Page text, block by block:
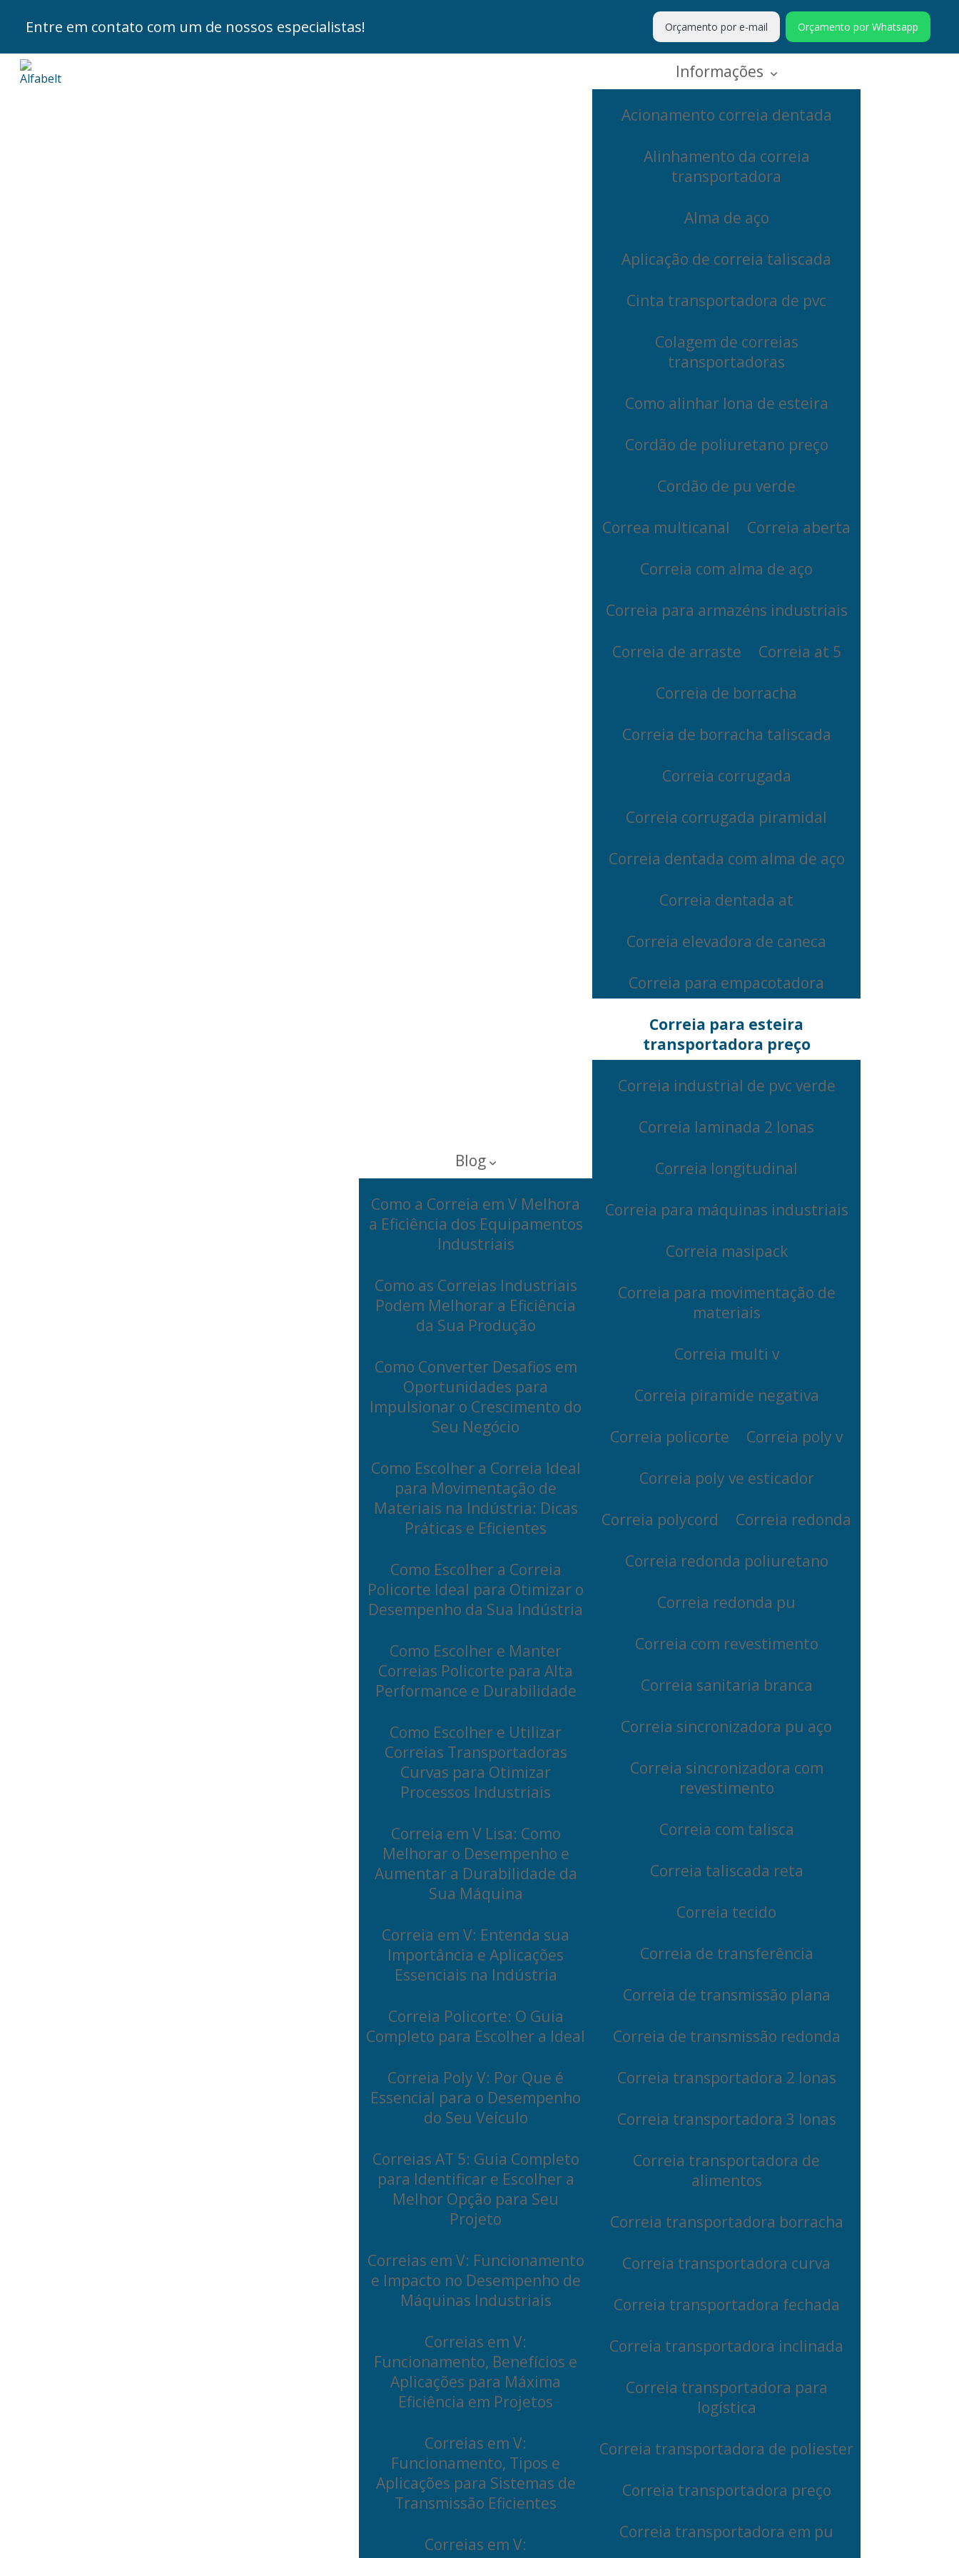
Entre em contato com um de nossos especialistas! Orçamento por e-mail Orçamento por Whatsapp
Blog
Como a Correia em V Melhora
a Eficiência dos Equipamentos
Industriais
Como as Correias Industriais
Podem Melhorar a Eficiência
da Sua Produção
Como Converter Desafios em
Oportunidades para
Impulsionar o Crescimento do
Seu Negócio
Como Escolher a Correia Ideal
para Movimentação de
Materiais na Indústria: Dicas
Práticas e Eficientes
Como Escolher a Correia
Policorte Ideal para Otimizar o
Desempenho da Sua Indústria
Como Escolher e Manter
Correias Policorte para Alta
Performance e Durabilidade
Como Escolher e Utilizar
Correias Transportadoras
Curvas para Otimizar
Processos Industriais
Correia em V Lisa: Como
Melhorar o Desempenho e
Aumentar a Durabilidade da
Sua Máquina
Correia em V: Entenda sua
Importância e Aplicações
Essenciais na Indústria
Correia Policorte: O Guia
Completo para Escolher a Ideal
Correia Poly V: Por Que é
Essencial para o Desempenho
do Seu Veículo
Correias AT 5: Guia Completo
para Identificar e Escolher a
Melhor Opção para Seu
Projeto
Correias em V: Funcionamento
e Impacto no Desempenho de
Máquinas Industriais
Correias em V:
Funcionamento, Benefícios e
Aplicações para Máxima
Eficiência em Projetos
Correias em V:
Funcionamento, Tipos e
Aplicações para Sistemas de
Transmissão Eficientes
Correias em V:
Informações
Acionamento correia dentada
Alinhamento da correia
transportadora
Alma de aço
Aplicação de correia taliscada
Cinta transportadora de pvc
Colagem de correias
transportadoras
Como alinhar lona de esteira
Cordão de poliuretano preço
Cordão de pu verde
Correa multicanal Correia aberta
Correia com alma de aço
Correia para armazéns industriais
Correia de arraste Correia at 5
Correia de borracha
Correia de borracha taliscada
Correia corrugada
Correia corrugada piramidal
Correia dentada com alma de aço
Correia dentada at
Correia elevadora de caneca
Correia para empacotadora
Correia para esteira
transportadora preço
Correia industrial de pvc verde
Correia laminada 2 lonas
Correia longitudinal
Correia para máquinas industriais
Correia masipack
Correia para movimentação de
materiais
Correia multi v
Correia piramide negativa
Correia policorte Correia poly v
Correia poly ve esticador
Correia polycord Correia redonda
Correia redonda poliuretano
Correia redonda pu
Correia com revestimento
Correia sanitaria branca
Correia sincronizadora pu aço
Correia sincronizadora com
revestimento
Correia com talisca
Correia taliscada reta
Correia tecido
Correia de transferência
Correia de transmissão plana
Correia de transmissão redonda
Correia transportadora 2 lonas
Correia transportadora 3 lonas
Correia transportadora de
alimentos
Correia transportadora borracha
Correia transportadora curva
Correia transportadora fechada
Correia transportadora inclinada
Correia transportadora para
logística
Correia transportadora de poliester
Correia transportadora preço
Correia transportadora em pu